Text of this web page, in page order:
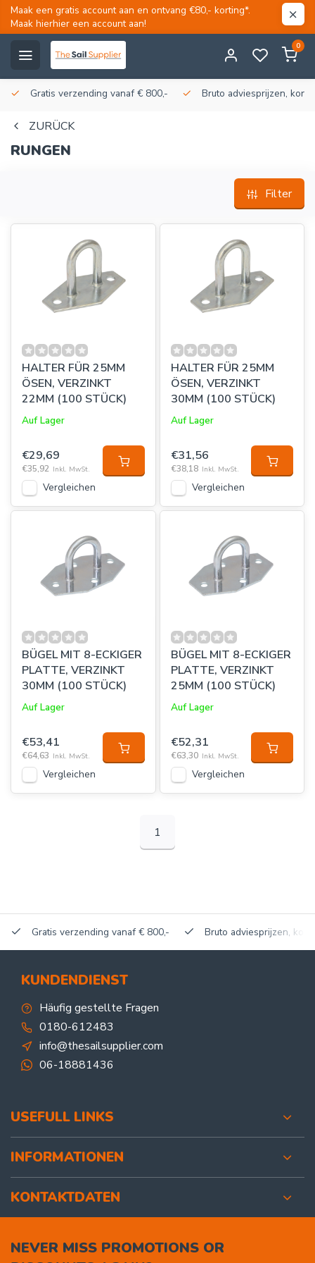
Maak een gratis account aan en ontvang €80,- korting*.
Maak hierhier een account aan!
0
Gratis verzending vanaf € 800,- Bruto adviesprijzen,
ZURÜCK
RUNGEN
Filter
HALTER FÜR 25MM
ÖSEN, VERZINKT
22MM (100 STÜCK)
Auf Lager
€29,69
€35,92 Inkl. MwSt.
Vergleichen
HALTER FÜR 25MM
ÖSEN, VERZINKT
30MM (100 STÜCK)
Auf Lager
€31,56
€38,18 Inkl. MwSt.
Vergleichen
BÜGEL MIT 8-ECKIGER
PLATTE, VERZINKT
30MM (100 STÜCK)
Auf Lager
€53,41
€64,63 Inkl. MwSt.
Vergleichen
BÜGEL MIT 8-ECKIGER
PLATTE, VERZINKT
25MM (100 STÜCK)
Auf Lager
€52,31
€63,30 Inkl. MwSt.
Vergleichen
1
Gratis verzending vanaf € 800,- Bruto adviesprijzen,
KUNDENDIENST
Häufig gestellte Fragen
0180-612483
info@thesailsupplier.com
06-18881436
USEFULL LINKS
INFORMATIONEN
KONTAKTDATEN
NEVER MISS PROMOTIONS OR